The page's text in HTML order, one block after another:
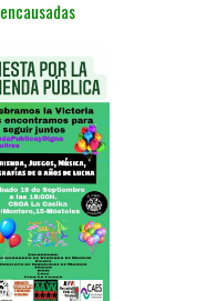
encausadas